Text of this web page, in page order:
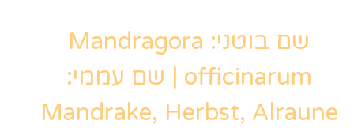
שם בוטני: Mandragora
officinarum | שם עממי:
Mandrake, Herbst, Alraune